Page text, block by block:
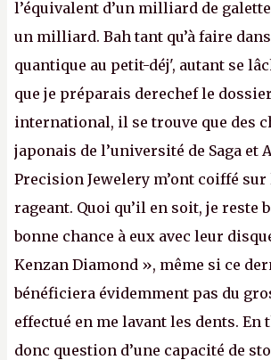
l’équivalent d’un milliard de
un milliard. Bah tant qu’à faire
quantique au petit-déj', autant se
que je préparais derechef le
international, il se trouve que des
japonais de l’université de Saga et
Precision Jewelery m’ont coiffé sur
rageant. Quoi qu’il en soit, je reste
bonne chance à eux avec leur
Kenzan Diamond », même si ce
bénéficiera évidemment pas du
effectué en me lavant les dents. En
donc question d’une capacité de